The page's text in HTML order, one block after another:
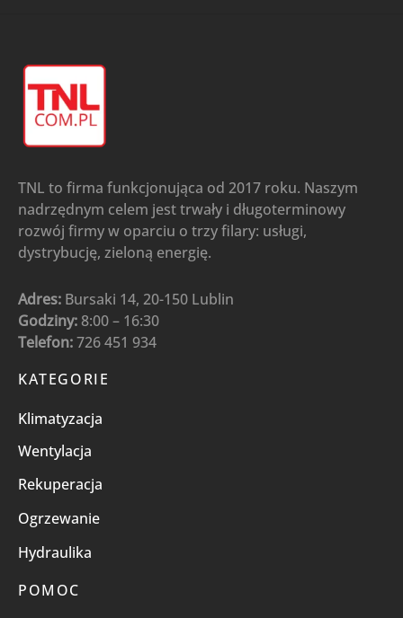
TNL to firma funkcjonująca od 2017 roku. Naszym
nadrzędnym celem jest trwały i długoterminowy
rozwój firmy w oparciu o trzy filary: usługi,
dystrybucję, zieloną energię.
Adres: Bursaki 14, 20-150 Lublin
Godziny: 8:00 – 16:30
Telefon:726 451 934
KATEGORIE
Klimatyzacja
Wentylacja
Rekuperacja
Ogrzewanie
Hydraulika
POMOC